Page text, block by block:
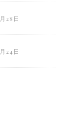
28日
24日